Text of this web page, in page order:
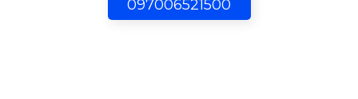
097006521500